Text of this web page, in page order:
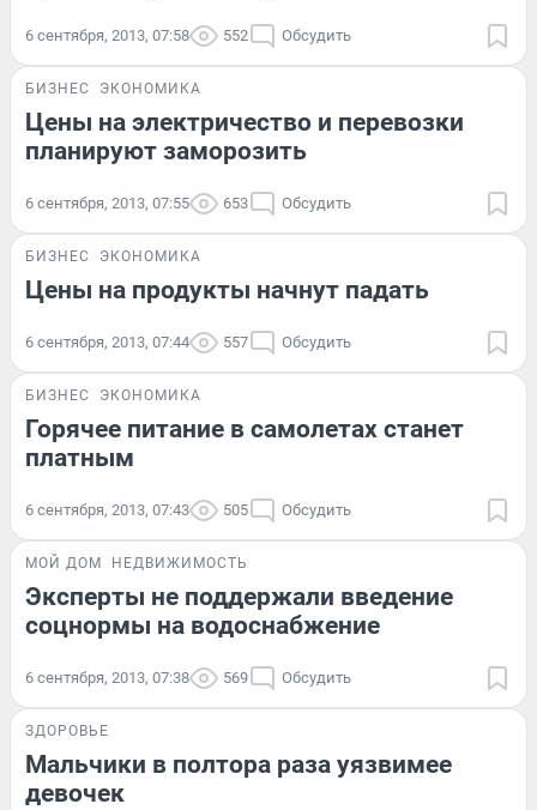
6 сентября, 2013, 07:58 552 Обсудить
БИЗНЕС ЭКОНОМИКА
Цены на электричество и перевозки
планируют заморозить
6 сентября, 2013, 07:55 653 Обсудить
БИЗНЕС ЭКОНОМИКА
Цены на продукты начнут падать
6 сентября, 2013, 07:44 557 Обсудить
БИЗНЕС ЭКОНОМИКА
Горячее питание в самолетах станет
платным
6 сентября, 2013, 07:43 505 Обсудить
МОЙ ДОМ НЕДВИЖИМОСТЬ
Эксперты не поддержали введение
соцнормы на водоснабжение
6 сентября, 2013, 07:38 569 Обсудить
ЗДОРОВЬЕ
Мальчики в полтора раза уязвимее
девочек